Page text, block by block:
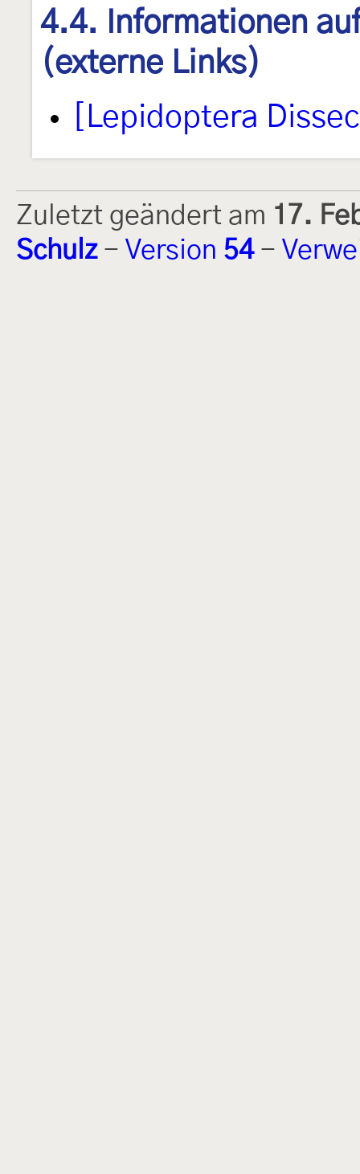
4.4. Informationen
(externe Links)
[Lepidoptera
Zuletzt geändert am 17.
Schulz- Version 54-